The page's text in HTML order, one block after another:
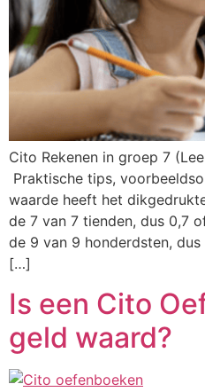
Cito Rekenen in groep 7
Praktische tips,
waarde heeft het
de 7 van 7 tienden, dus
de 9 van 9 honderdsten,
[…]
Is een Cito
geld waard?